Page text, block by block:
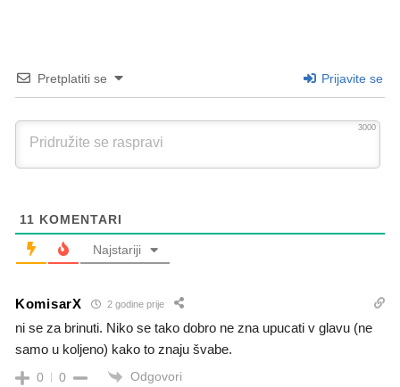
Pretplatiti se Prijavite se
3000
11 KOMENTARI
Najstariji
KomisarX 2 godine prije
ni se za brinuti. Niko se tako dobro ne zna upucati v glavu (ne
samo u koljeno) kako to znaju švabe.
0 0 Odgovori